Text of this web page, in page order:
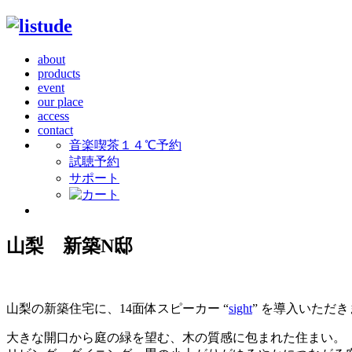
about
products
event
our place
access
contact
音楽喫茶１４℃予約
試聴予約
サポート
山梨 新築N邸
山梨の新築住宅に、14面体スピーカー “sight” を導入いただき
大きな開口から庭の緑を望む、木の質感に包まれた住まい。